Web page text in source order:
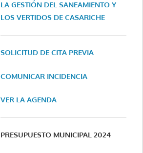
LA GESTIÓN DEL SANEAMIENTO Y
LOS VERTIDOS DE CASARICHE
SOLICITUD DE CITA PREVIA
COMUNICAR INCIDENCIA
VER LA AGENDA
PRESUPUESTO MUNICIPAL 2024